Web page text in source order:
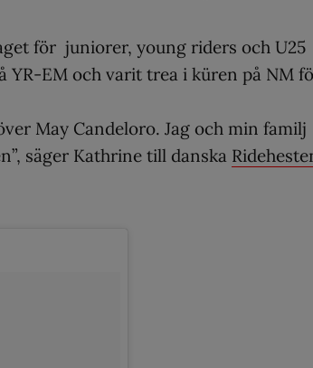
för juniorer, young riders och U25
YR-EM och varit trea i küren på NM
May Candeloro. Jag och min familj
säger Kathrine till danska